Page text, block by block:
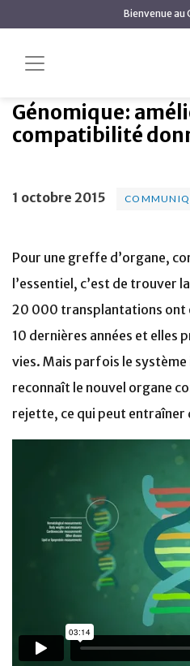
Bienvenue au
améliorer la compatibilité
Génomique:
compatibilité
1 octobre 2015
Pour une greffe d’organe,
l’essentiel, c’est de trouver
20 000 transplantations ont
10 dernières années et elles
vies. Mais parfois le
reconnaît le nouvel organe
rejette, ce qui peut entraîner